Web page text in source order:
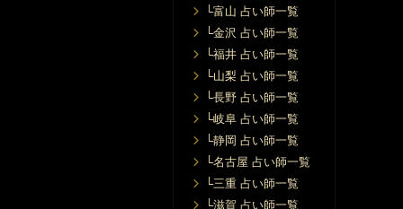
└富山 占い師一覧
└金沢 占い師一覧
└福井 占い師一覧
└山梨 占い師一覧
└長野 占い師一覧
└岐阜 占い師一覧
└静岡 占い師一覧
└名古屋 占い師一覧
└三重 占い師一覧
└滋賀 占い師一覧